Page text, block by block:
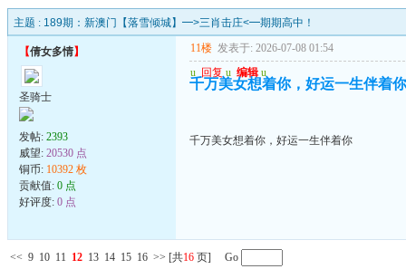
主题 : 189期：新澳门【落雪倾城】━>三肖击庄<━期期高中！
【倩女多情】
圣骑士
发帖: 2393
威望: 20530 点
铜币: 10392 枚
贡献值: 0 点
好评度: 0 点
11楼 发表于: 2026-07-08 01:54
u 回复 u 编辑 u
千万美女想着你，好运一生伴着你
千万美女想着你，好运一生伴着你
<< 9 10 11 12 13 14 15 16 >> [共16 页] Go